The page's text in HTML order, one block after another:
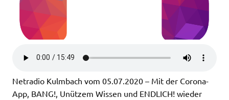
Netradio Kulmbach vom 05.07.2020 – Mit der Corona-
App, BANG!, Unützem Wissen und ENDLICH! wieder